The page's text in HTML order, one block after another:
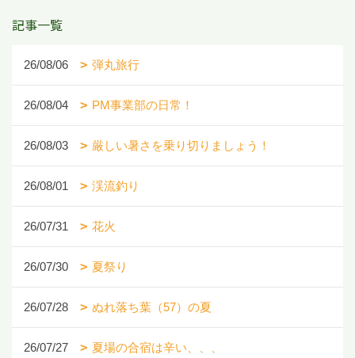
記事一覧
26/08/06 弾丸旅行
26/08/04 PM事業部の日常！
26/08/03 厳しい暑さを乗り切りましょう！
26/08/01 渓流釣り
26/07/31 花火
26/07/30 夏祭り
26/07/28 ぬれ落ち葉（57）の夏
26/07/27 夏場の合宿は辛い、、、